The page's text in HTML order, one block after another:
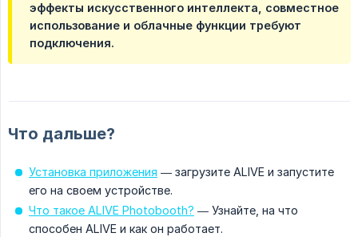
эффекты искусственного интеллекта, совместное
использование и облачные функции требуют
подключения.
Что дальше?
Установка приложения — загрузите ALIVE и запустите
его на своем устройстве.
Что такое ALIVE Photobooth? — Узнайте, на что
способен ALIVE и как он работает.